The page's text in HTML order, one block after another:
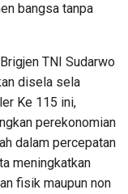
bangsa tanpa
TNI Sudarwo
disela sela
Ke 115 ini,
perekonomian
dalam percepatan
meningkatkan
fisik maupun non